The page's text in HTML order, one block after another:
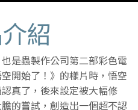
紹
是蟲製作公司第二部彩色電
開始了！》的樣片時，悟空
真了，後來設定被大幅修
的嘗試，創造出一個超不認